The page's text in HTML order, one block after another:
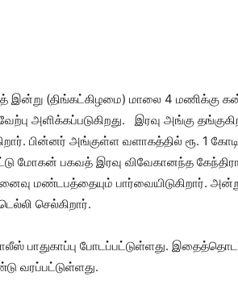
(திங்கட்கிழமை) மாலை 4 மணிக்கு
அளிக்கப்படுகிறது. இரவு அங்கு
பின்னர் அங்குள்ள வளாகத்தில் ரூ. 1
மோகன் பகவத் இரவு விவேகானந்த
மண்டபத்தையும் பார்வையிடுகிறார்.
செல்கிறார்.
போடப்பட்டுள்ளது.
வரப்பட்டுள்ளது.